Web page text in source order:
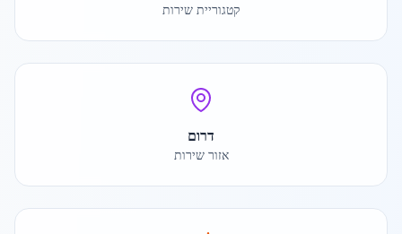
קטגוריית שירות
דרום
אזור שירות